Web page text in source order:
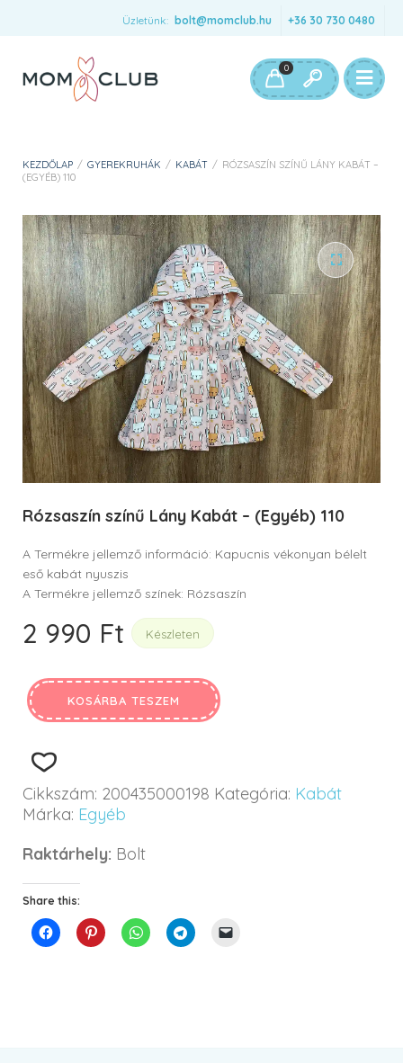
Üzletünk: bolt@momclub.hu +36 30 730 0480
0
KEZDŐLAP / GYEREKRUHÁK / KABÁT / RÓZSASZÍN SZÍNŰ LÁNY KABÁT –
(EGYÉB) 110
Rózsaszín színű Lány Kabát – (Egyéb) 110
A Termékre jellemző információ: Kapucnis vékonyan bélelt
eső kabát nyuszis
A Termékre jellemző színek: Rózsaszín
2 990 Ft Készleten
KOSÁRBA TESZEM
Cikkszám: 200435000198 Kategória: Kabát
Márka: Egyéb
Raktárhely: Bolt
Share this: